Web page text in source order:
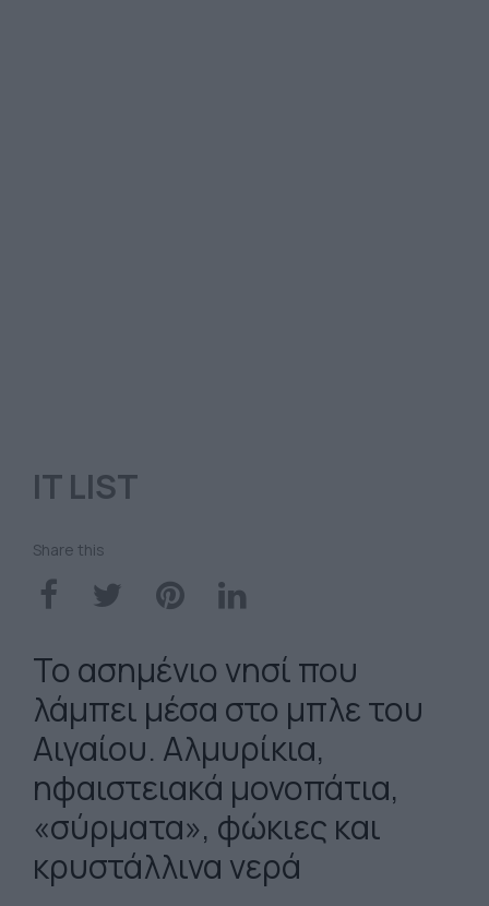
IT LIST
Share this
Το ασημένιο νησί που
λάμπει μέσα στο μπλε του
Αιγαίου. Αλμυρίκια,
ηφαιστειακά μονοπάτια,
«σύρματα», φώκιες και
κρυστάλλινα νερά